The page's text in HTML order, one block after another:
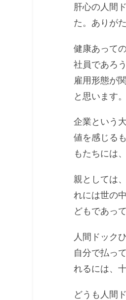
肝心の人間
た。ありがた
健康あって
社員であろ
雇用形態が
と思います。
企業という
値を感じる
もたちには
親としては
れには世の
どもであっ
人間ドック
自分で払っ
れるには、
どうも人間